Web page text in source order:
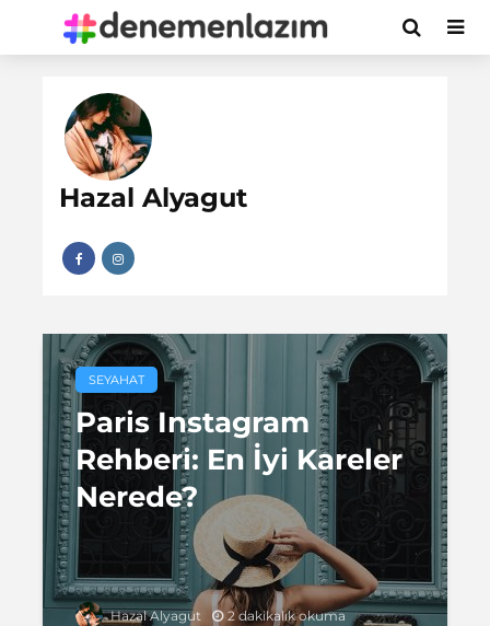
Hazal Alyagut
SEYAHAT
Paris Instagram
Rehberi: En İyi Kareler
Nerede?
Hazal Alyagut 2 dakikalık okuma